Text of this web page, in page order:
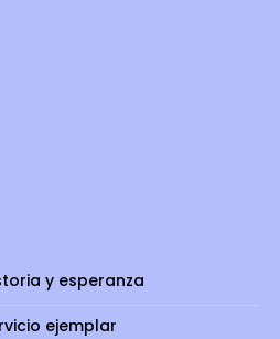
y esperanza
ejemplar